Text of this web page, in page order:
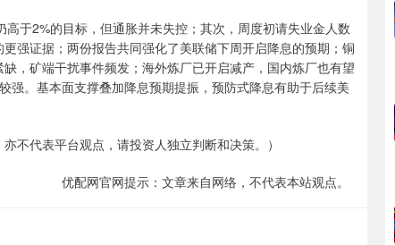
于2%的目标，但通胀并未失控；其次，周度初请失业金人数
强证据；两份报告共同强化了美联储下周开启降息的预期；铜
，矿端干扰事件频发；海外炼厂已开启减产，国内炼厂也有望
强。基本面支撑叠加降息预期提振，预防式降息有助于后续美
不代表平台观点，请投资人独立判断和决策。）
优配网官网提示：文章来自网络，不代表本站观点。